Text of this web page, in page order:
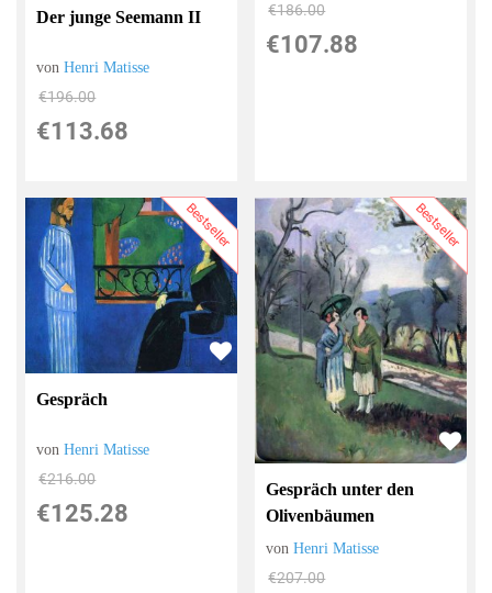
Der junge Seemann II
vonHenri Matisse
€196.00
€113.68
€186.00
€107.88
Bestseller
Gespräch
vonHenri Matisse
€216.00
€125.28
Bestseller
Gespräch unter den
Olivenbäumen
vonHenri Matisse
€207.00